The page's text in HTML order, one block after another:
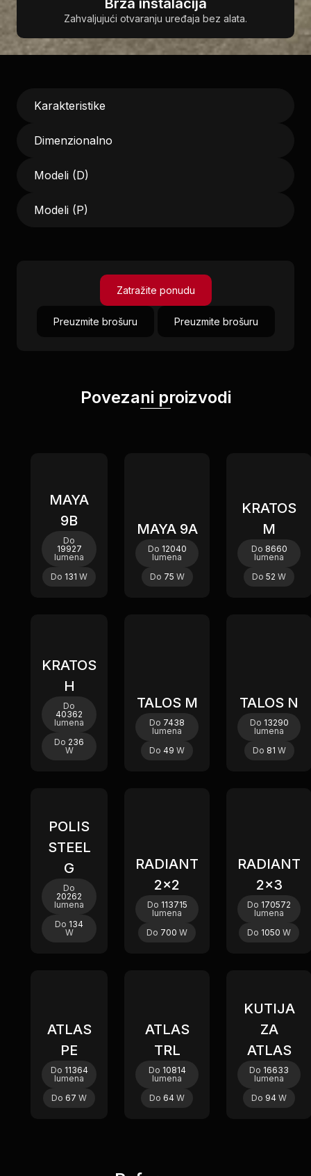
Brza instalacija
Zahvaljujući otvaranju uređaja bez alata.
Karakteristike
Dimenzionalno
Modeli (D)
Modeli (P)
Zatražite ponudu
Preuzmite brošuru Preuzmite brošuru
Povezani proizvodi
MAYA
9B
Do
19927
lumena
Do 131 W
MAYA 9A
Do 12040
lumena
Do 75 W
KRATOS
M
Do 8660
lumena
Do 52 W
KRATOS
H
Do
40362
lumena
Do 236
W
TALOS M
Do 7438
lumena
Do 49 W
TALOS N
Do 13290
lumena
Do 81 W
POLIS
STEEL
G
Do
20262
lumena
Do 134
W
RADIANT
2x2
Do 113715
lumena
Do 700 W
RADIANT
2x3
Do 170572
lumena
Do 1050 W
ATLAS
PE
Do 11364
lumena
Do 67 W
ATLAS
TRL
Do 10814
lumena
Do 64 W
KUTIJA
ZA
ATLAS
Do 16633
lumena
Do 94 W